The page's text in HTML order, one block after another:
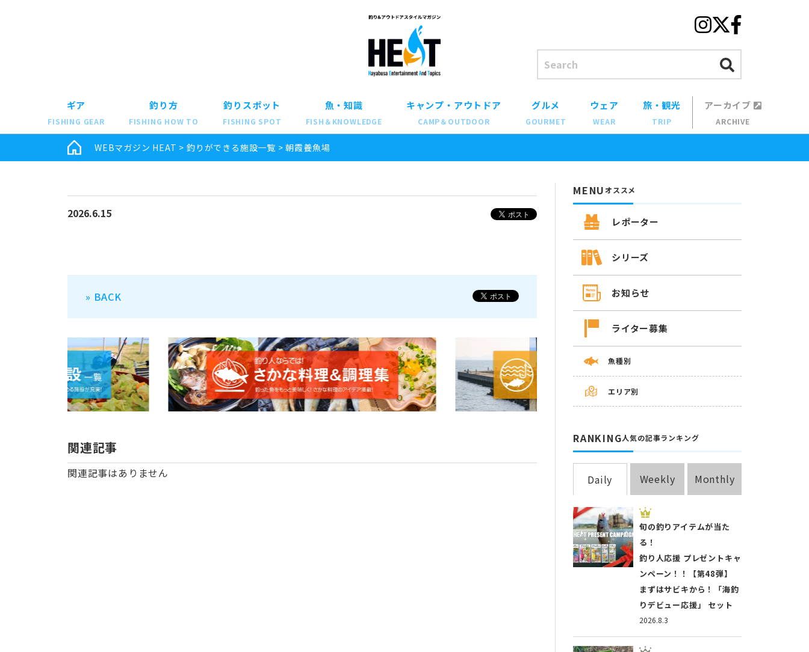
ギア
FISHING GEAR
釣り方
FISHING HOW TO
釣りスポット
FISHING SPOT
魚・知識
FISH＆KNOWLEDGE
キャンプ・アウトドア
CAMP＆OUTDOOR
グルメ
GOURMET
ウェア
WEAR
旅・観光
TRIP
アーカイブ
ARCHIVE
WEBマガジン HEAT >釣りができる施設一覧 >朝霞養魚場
2026.6.15
» BACK
関連記事
関連記事はありません
MENUオススメ
レポーター
シリーズ
お知らせ
ライター募集
魚種別
エリア別
RANKING人気の記事ランキング
Daily Weekly Monthly
2026.8.3
旬の釣りアイテムが当た
る！
釣り人応援 プレゼントキャ
ンペーン！！【第48弾】
まずはサビキから！「海釣
りデビュー応援」 セット